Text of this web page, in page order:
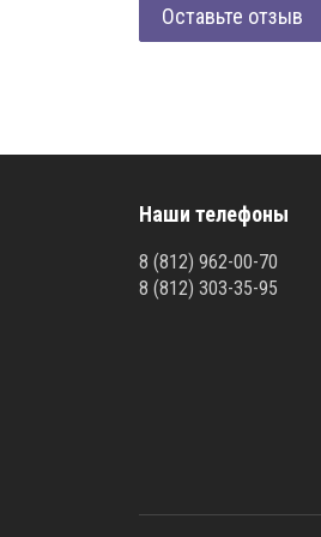
Оставьте отзыв
Наши телефоны
8 (812) 962-00-70
8 (812) 303-35-95